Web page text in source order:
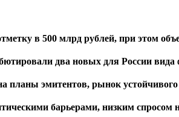
в 500 млрд рублей, при этом
два новых для России
планы эмитентов, рынок
барьерами, низким